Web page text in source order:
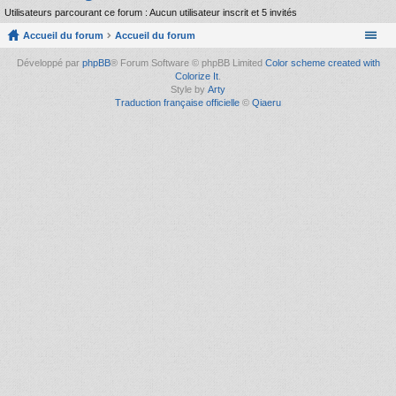
Utilisateurs parcourant ce forum : Aucun utilisateur inscrit et 5 invités
Accueil du forum Accueil du forum
Développé par phpBB® Forum Software © phpBB Limited Color scheme created with
Colorize It.
Style by Arty
Traduction française officielle © Qiaeru